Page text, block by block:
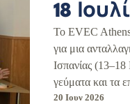
18
Το EVEC Athens
για μια
Ισπανίας
γεύματα και τα
20 Ιουν 2026